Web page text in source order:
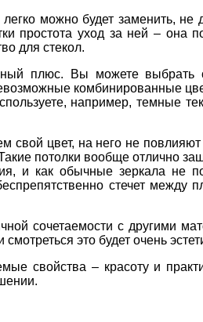
можно будет заменить,
простота уход за ней – она
для стекол.
плюс. Вы можете выбрать
комбинированные
например, темные
свой цвет, на него не
потолки вообще отлично
и как обычные зеркала не
стечет между
сочетаемости с другими
это будет очень
свойства – красоту и